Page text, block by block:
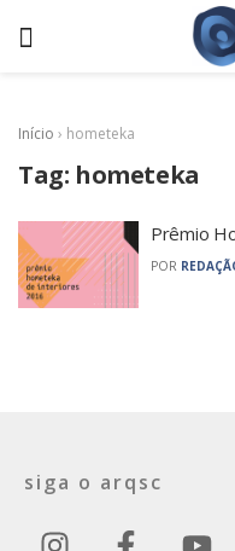
Início › hometeka
Tag: hometeka
Prêmio
POR
siga o arqsc